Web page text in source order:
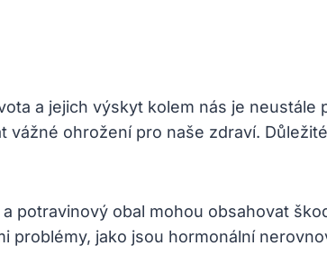
a jejich výskyt kolem nás je
ohrožení pro naše zdraví.
potravinový obal mohou obsahovat
problémy, jako jsou hormonální